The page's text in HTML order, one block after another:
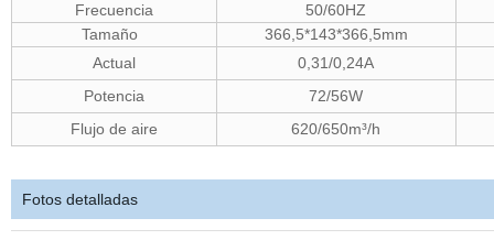
Frecuencia
50/60HZ
Tamaño
366,5*143*366,5mm
Actual
0,31/0,24A
Potencia
72/56W
Flujo de aire
620/650m³/h
Fotos detalladas